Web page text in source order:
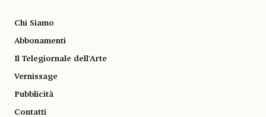
Chi Siamo
Abbonamenti
Il Telegiornale dell'Arte
Vernissage
Pubblicità
Contatti